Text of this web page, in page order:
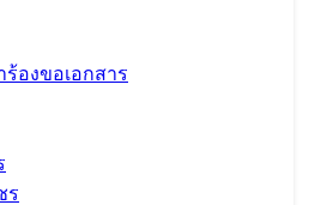
องขอเอกสาร
ร